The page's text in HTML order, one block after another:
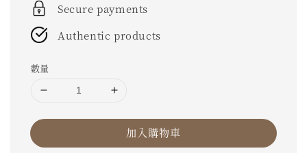
Secure payments
Authentic products
數量
加入購物車